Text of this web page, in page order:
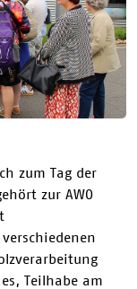
zum Tag der
zur AWO
Teilhabe am